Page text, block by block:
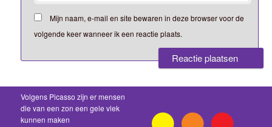
Mijn naam, e-mail en site bewaren in deze browser voor de
volgende keer wanneer ik een reactie plaats.
Volgens Picasso zijn er mensen
die van een zon een gele vlek
kunnen maken